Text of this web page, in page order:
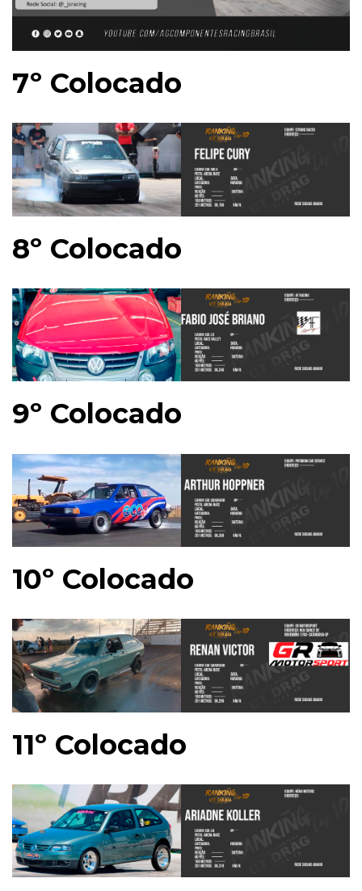
7º Colocado
8º Colocado
9º Colocado
10º Colocado
11º Colocado